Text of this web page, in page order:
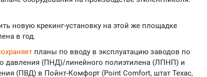
новую крекинг-установку на этой же площадке
в год.
планы по вводу в эксплуатацию заводов по
давления (ПНД)/линейного полиэтилена (ЛПНП) и
(ПВД) в Пойнт-Комфорт (Point Comfort, штат Техас,